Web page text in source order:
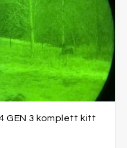
GEN 3 komplett kitt